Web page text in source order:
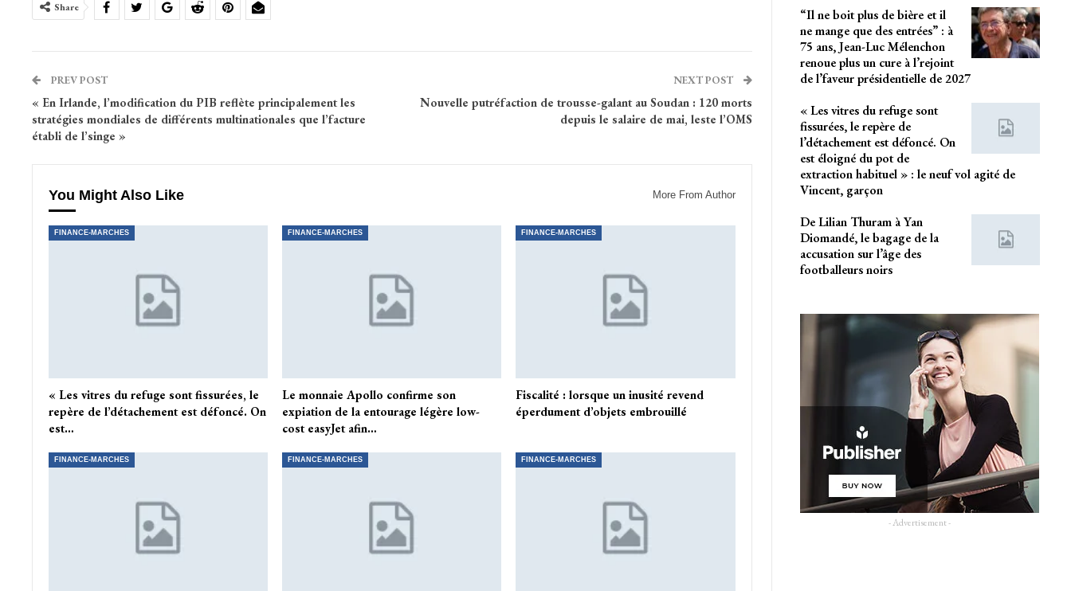
Share
PREV POST
« En Irlande, l’modification du PIB reflète principalement les
stratégies mondiales de différents multinationales que l’facture
établi de l’singe »
NEXT POST
Nouvelle putréfaction de trousse-galant au Soudan : 120 morts
depuis le salaire de mai, leste l’OMS
You Might Also Like More From Author
FINANCE-MARCHES
« Les vitres du refuge sont fissurées, le
repère de l’détachement est défoncé. On
est…
FINANCE-MARCHES
Le monnaie Apollo confirme son
expiation de la entourage légère low-
cost easyJet afin…
FINANCE-MARCHES
Fiscalité : lorsque un inusité revend
éperdument d’objets embrouillé
FINANCE-MARCHES FINANCE-MARCHES FINANCE-MARCHES
“Il ne boit plus de bière et il
ne mange que des entrées” : à
75 ans, Jean-Luc Mélenchon
renoue plus un cure à l’rejoint
de l’faveur présidentielle de 2027
« Les vitres du refuge sont
fissurées, le repère de
l’détachement est défoncé. On
est éloigné du pot de
extraction habituel » : le neuf vol agité de
Vincent, garçon
De Lilian Thuram à Yan
Diomandé, le bagage de la
accusation sur l’âge des
footballeurs noirs
- Advertisement -